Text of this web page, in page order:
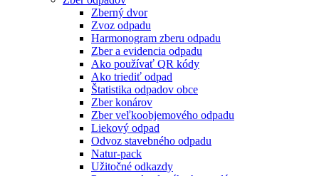
Zberný dvor
Zvoz odpadu
Harmonogram zberu odpadu
Zber a evidencia odpadu
Ako používať QR kódy
Ako triediť odpad
Štatistika odpadov obce
Zber konárov
Zber veľkoobjemového odpadu
Liekový odpad
Odvoz stavebného odpadu
Natur-pack
Užitočné odkazdy